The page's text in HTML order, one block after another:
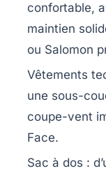
confortable,
maintien
ou Salomon
Vêtements
une sous-
coupe-vent
Face.
Sac à dos :